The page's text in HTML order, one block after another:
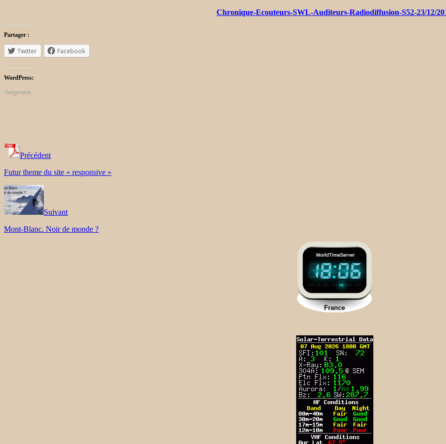
Chronique-Ecouteurs-SWL-Auditeurs-Radiodiffusion-S52-23/12/
Partager :
Twitter Facebook
WordPress:
chargement…
Précédent
Futur theme du site « responsive »
Suivant
Mont-Blanc. Noir de monde ?